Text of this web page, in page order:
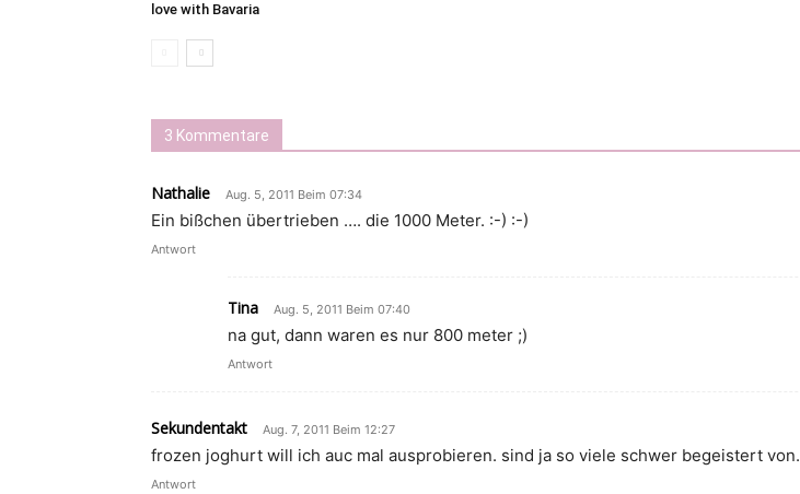
love with Bavaria
3 Kommentare
Nathalie Aug. 5, 2011 Beim 07:34
Ein bißchen übertrieben …. die 1000 Meter. :-) :-)
Antwort
Tina Aug. 5, 2011 Beim 07:40
na gut, dann waren es nur 800 meter ;)
Antwort
Sekundentakt Aug. 7, 2011 Beim 12:27
frozen joghurt will ich auc mal ausprobieren. sind ja so viele schwer begeistert von.
Antwort